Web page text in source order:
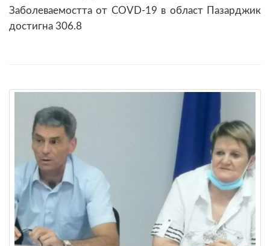
Заболеваемостта от COVD-19 в област Пазарджик
достигна 306.8